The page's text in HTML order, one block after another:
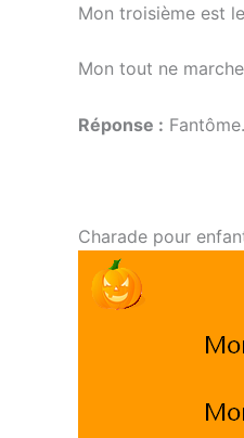
Mon troisième est
Mon tout ne
Réponse : Fantôme.
Charade pour